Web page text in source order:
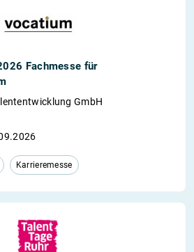
Fachmesse für
GmbH
Karrieremesse